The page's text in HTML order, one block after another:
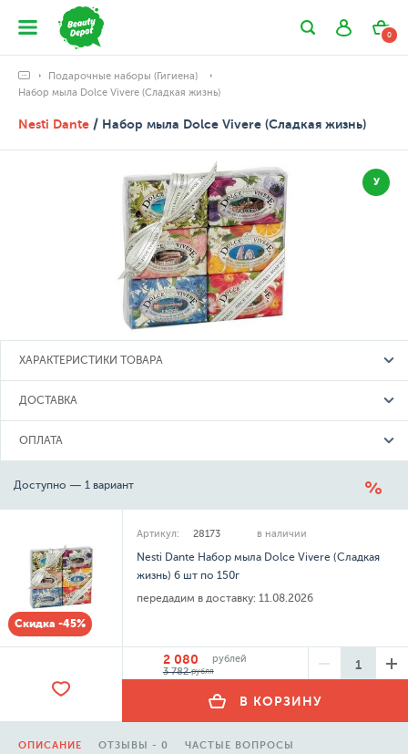
0
Подарочные наборы (Гигиена)
Набор мыла Dolce Vivere (Сладкая жизнь)
Nesti Dante / Набор мыла Dolce Vivere (Сладкая жизнь)
У
ХАРАКТЕРИСТИКИ ТОВАРА
ДОСТАВКА
ОПЛАТА
Доступно — 1 вариант
Скидка -45%
Артикул: 28173 в наличии
Nesti Dante Набор мыла Dolce Vivere (Сладкая
жизнь) 6 шт по 150г
передадим в доставку: 11.08.2026
2 080
рублей
3 782рубля
В КОРЗИНУ
ОПИСАНИЕ ОТЗЫВЫ - 0 ЧАСТЫЕ ВОПРОСЫ